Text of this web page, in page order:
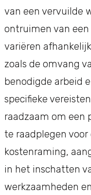
van een vervuilde
ontruimen van
variëren
zoals de omvang
benodigde arbeid
specifieke
raadzaam om een
te raadplegen
kostenraming,
in het inschatten
werkzaamheden